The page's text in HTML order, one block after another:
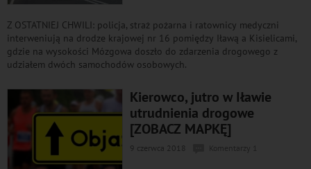
Z OSTATNIEJ CHWILI: policja, straż pożarna i ratownicy medyczni
interweniują na drodze krajowej nr 16 pomiędzy Iławą a Kisielicami,
gdzie na wysokości Mózgowa doszło do zdarzenia drogowego z
udziałem dwóch samochodów osobowych.
Kierowco, jutro w Iławie
utrudnienia drogowe
[ZOBACZ MAPKĘ]
9 czerwca 2018